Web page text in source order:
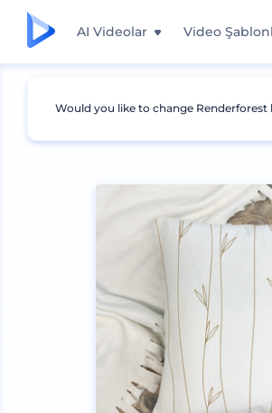
AI Videolar Video
Mockuplar İç Mimari
Would you like to change Renderforest